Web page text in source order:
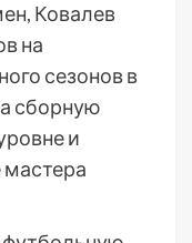
Ковалев
на
сезонов в
сборную
и
мастера